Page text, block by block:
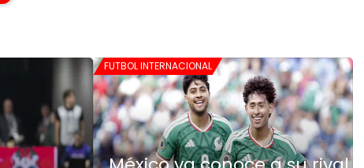
FUTBOL INTERNACIONAL